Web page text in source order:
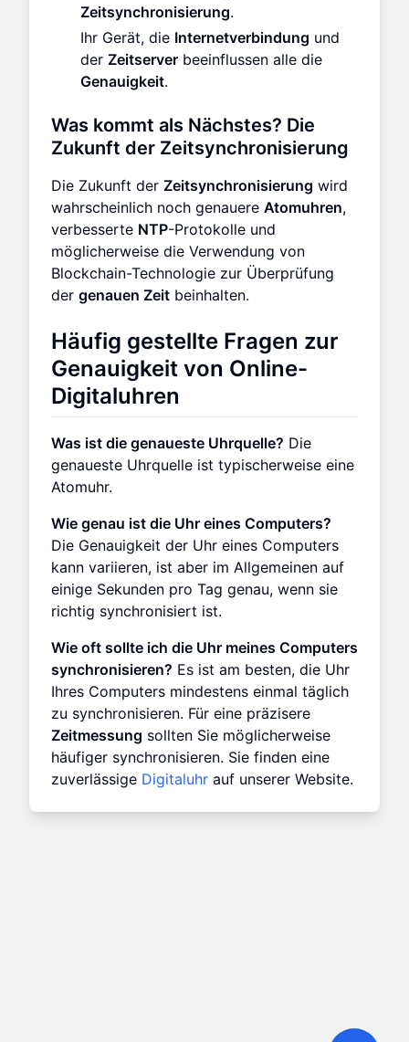
Zeitsynchronisierung.
Ihr Gerät, die Internetverbindung und
der Zeitserver beeinflussen alle die
Genauigkeit.
Was kommt als Nächstes? Die
Zukunft der Zeitsynchronisierung
Die Zukunft der Zeitsynchronisierung wird
wahrscheinlich noch genauere Atomuhren,
verbesserte NTP-Protokolle und
möglicherweise die Verwendung von
Blockchain-Technologie zur Überprüfung
der genauen Zeit beinhalten.
Häufig gestellte Fragen zur
Genauigkeit von Online-
Digitaluhren
Was ist die genaueste Uhrquelle? Die
genaueste Uhrquelle ist typischerweise eine
Atomuhr.
Wie genau ist die Uhr eines Computers?
Die Genauigkeit der Uhr eines Computers
kann variieren, ist aber im Allgemeinen auf
einige Sekunden pro Tag genau, wenn sie
richtig synchronisiert ist.
Wie oft sollte ich die Uhr meines Computers
synchronisieren? Es ist am besten, die Uhr
Ihres Computers mindestens einmal täglich
zu synchronisieren. Für eine präzisere
Zeitmessung sollten Sie möglicherweise
häufiger synchronisieren. Sie finden eine
zuverlässige Digitaluhr auf unserer Website.